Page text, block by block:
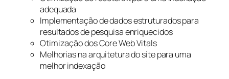
adequada
Implementação de dados estruturados para
resultados de pesquisa enriquecidos
Otimização dos Core Web Vitals
Melhorias na arquitetura do site para uma
melhor indexação